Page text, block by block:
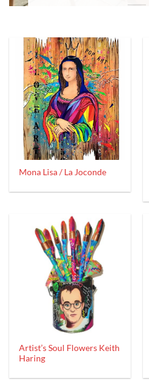
Mona Lisa / La Joconde
Artist’s Soul Flowers Keith
Haring